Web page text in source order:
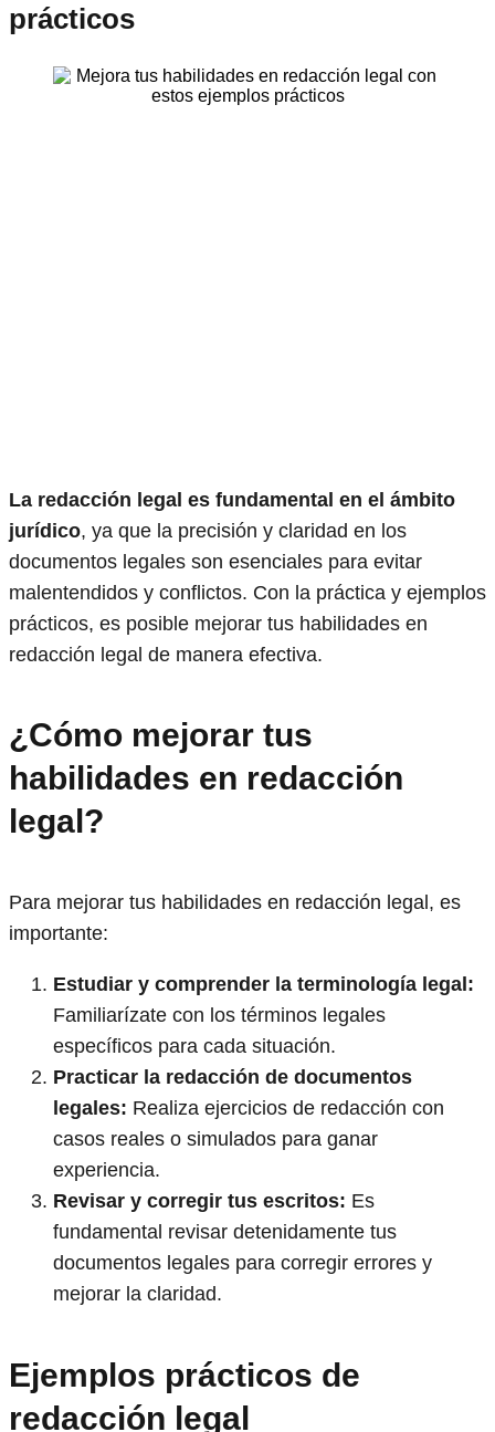
prácticos
La redacción legal es fundamental en el ámbito
jurídico, ya que la precisión y claridad en los
documentos legales son esenciales para evitar
malentendidos y conflictos. Con la práctica y ejemplos
prácticos, es posible mejorar tus habilidades en
redacción legal de manera efectiva.
¿Cómo mejorar tus
habilidades en redacción
legal?
Para mejorar tus habilidades en redacción legal, es
importante:
Estudiar y comprender la terminología legal:
Familiarízate con los términos legales
específicos para cada situación.
Practicar la redacción de documentos
legales: Realiza ejercicios de redacción con
casos reales o simulados para ganar
experiencia.
Revisar y corregir tus escritos: Es
fundamental revisar detenidamente tus
documentos legales para corregir errores y
mejorar la claridad.
Ejemplos prácticos de
redacción legal